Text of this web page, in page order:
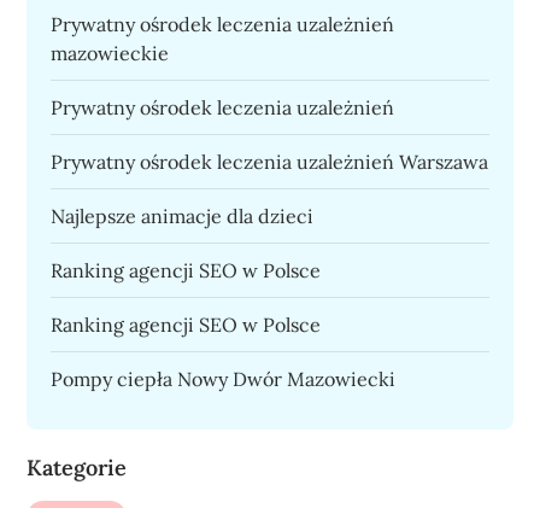
Prywatny ośrodek leczenia uzależnień
mazowieckie
Prywatny ośrodek leczenia uzależnień
Prywatny ośrodek leczenia uzależnień Warszawa
Najlepsze animacje dla dzieci
Ranking agencji SEO w Polsce
Ranking agencji SEO w Polsce
Pompy ciepła Nowy Dwór Mazowiecki
Kategorie